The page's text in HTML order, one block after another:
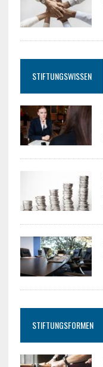
STIFTUNGSWISSEN
STIFTUNGSFORMEN